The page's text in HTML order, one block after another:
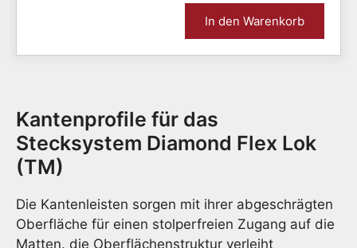
In den Warenkorb
Kantenprofile für das
Stecksystem Diamond Flex Lok
(TM)
Die Kantenleisten sorgen mit ihrer abgeschrägten
Oberfläche für einen stolperfreien Zugang auf die
Matten. die Oberflächenstruktur verleiht